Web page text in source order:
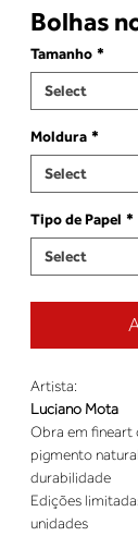
Bolhas
Tamanho *
Moldura *
Tipo de Papel *
Artista:
Luciano Mota
Obra em fineart
pigmento
durabilidade
Edições
unidades